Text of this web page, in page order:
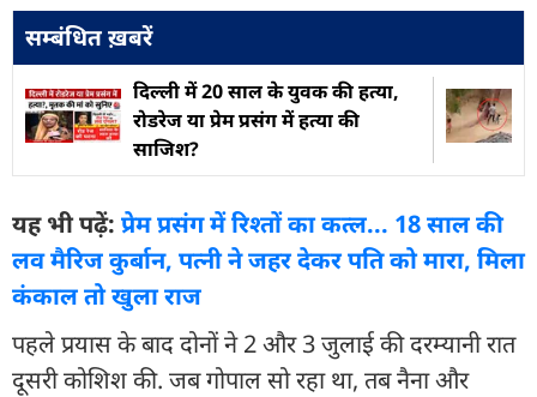
सम्बंधित ख़बरें
दिल्ली में 20 साल के युवक की हत्या,
रोडरेज या प्रेम प्रसंग में हत्या की
साजिश?
यह भी पढ़ें: प्रेम प्रसंग में रिश्तों का कत्ल... 18 साल की
लव मैरिज कुर्बान, पत्नी ने जहर देकर पति को मारा, मिला
कंकाल तो खुला राज
पहले प्रयास के बाद दोनों ने 2 और 3 जुलाई की दरम्यानी रात
दूसरी कोशिश की. जब गोपाल सो रहा था, तब नैना और